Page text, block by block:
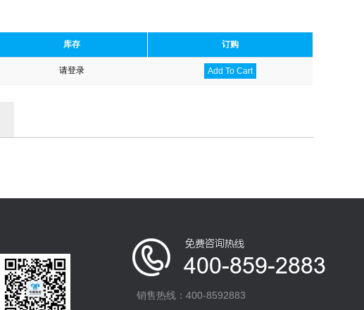
库存 订购
请登录 Add To Cart
销售热线：400-8592883